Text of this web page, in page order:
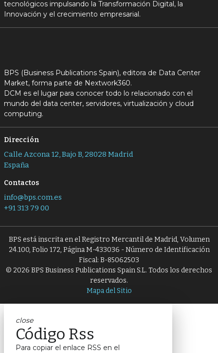
tecnológicos impulsando la Transformación Digital, la
Innovación y el crecimiento empresarial.
BPS (Business Publications Spain), editora de Data Center
Market, forma parte de Nextwork360.
DCM es el lugar para conocer todo lo relacionado con el
mundo del data center, servidores, virtualización y cloud
computing.
Dirección
Calle Azcona 12, Bajo B, 28028 Madrid
España
Contactos
info@bps.com.es
+91 313 79 00
BPS está inscrita en el Registro Mercantil de Madrid, Volumen
24.100, Folio 172, Página M-433036 - Número de Identificación
Fiscal: B-85062503
© 2026 BPS Business Publications Spain S.L. Todos los derechos
reservados.
Mapa del Sitio
close
Código Rss
Para copiar el enlace RSS en el